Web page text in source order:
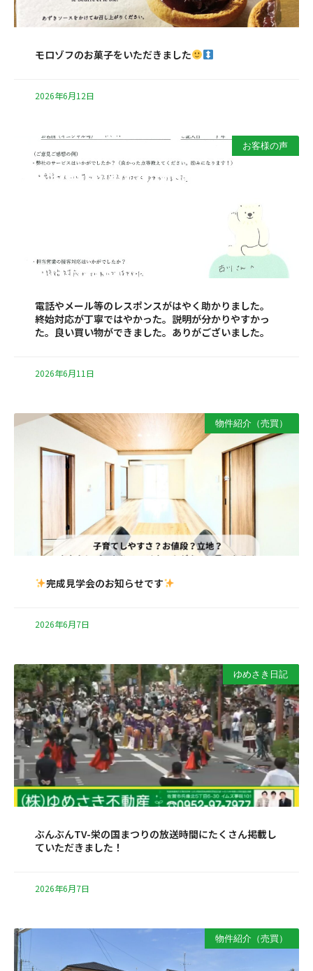
モロゾフのお菓子をいただきました
2026年6月12日
お客様の声
電話やメール等のレスポンスがはやく助かりました。
終始対応が丁寧ではやかった。説明が分かりやすかっ
た。良い買い物ができました。ありがございました。
2026年6月11日
物件紹介（売買）
完成見学会のお知らせです
2026年6月7日
ゆめさき日記
ぶんぶんTV-栄の国まつりの放送時間にたくさん掲載し
ていただきました！
2026年6月7日
物件紹介（売買）